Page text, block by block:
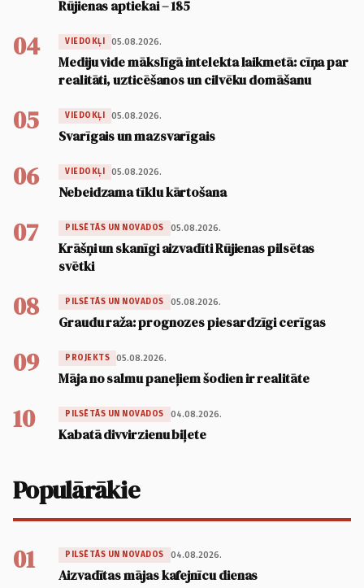
Rūjienas aptiekai – 185
04 VIEDOKĻI 05.08.2026.
Mediju vide mākslīgā intelekta laikmetā: cīņa par
realitāti, uzticēšanos un cilvēku domāšanu
05 VIEDOKĻI 05.08.2026.
Svarīgais un mazsvarīgais
06 VIEDOKĻI 05.08.2026.
Nebeidzama tīklu kārtošana
07 PILSĒTĀS UN NOVADOS 05.08.2026.
Krāšņi un skanīgi aizvadīti Rūjienas pilsētas
svētki
08 PILSĒTĀS UN NOVADOS 05.08.2026.
Graudu raža: prognozes piesardzīgi cerīgas
09 PROJEKTS 05.08.2026.
Māja no salmu paneļiem šodien ir realitāte
10 PILSĒTĀS UN NOVADOS 04.08.2026.
Kabatā divvirzienu biļete
Populārākie
01 PILSĒTĀS UN NOVADOS 04.08.2026.
Aizvadītas mājas kafejnīcu dienas